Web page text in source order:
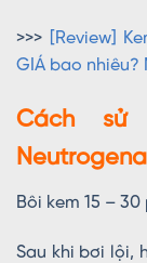
>>>
[Review]
GIÁ bao nhiêu?
Cách sử
Bôi kem 15 –
Sau khi bơi lội,